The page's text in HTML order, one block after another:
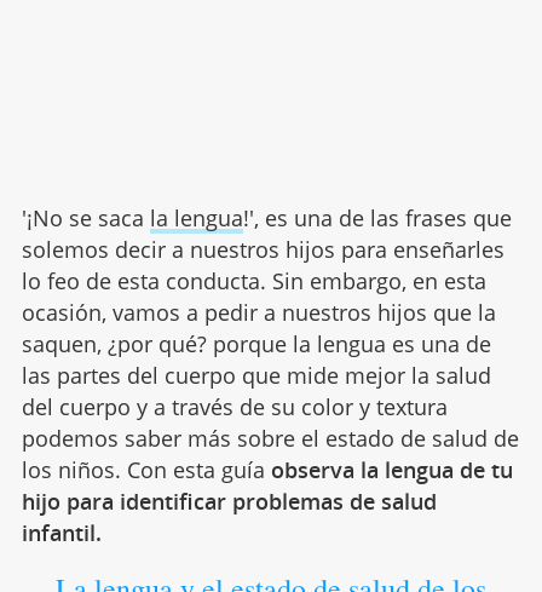
'¡No se saca la lengua!', es una de las frases que
solemos decir a nuestros hijos para enseñarles
lo feo de esta conducta. Sin embargo, en esta
ocasión, vamos a pedir a nuestros hijos que la
saquen, ¿por qué? porque la lengua es una de
las partes del cuerpo que mide mejor la salud
del cuerpo y a través de su color y textura
podemos saber más sobre el estado de salud de
los niños. Con esta guía observa la lengua de tu
hijo para identificar problemas de salud
infantil.